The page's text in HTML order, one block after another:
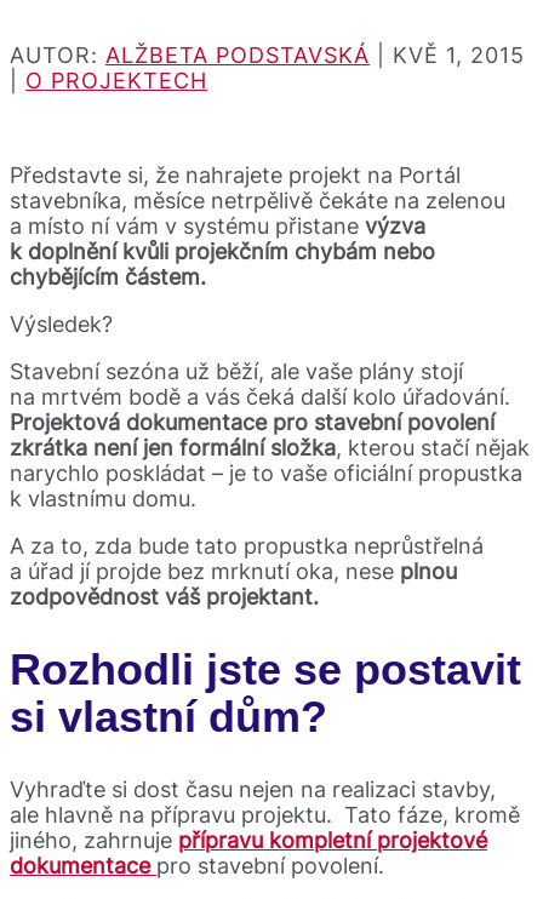
AUTOR: ALŽBETA PODSTAVSKÁ
KVĚ 1, 2015
O PROJEKTECH
Představte si, že nahrajete projekt na Portál
stavebníka, měsíce netrpělivě čekáte na zelenou
a místo ní vám v systému přistane výzva
k doplnění kvůli projekčním chybám nebo
chybějícím částem.
Výsledek?
Stavební sezóna už běží, ale vaše plány stojí
na mrtvém bodě a vás čeká další kolo úřadování.
Projektová dokumentace pro stavební povolení
zkrátka není jen formální složka, kterou stačí nějak
narychlo poskládat – je to vaše oficiální propustka
k vlastnímu domu.
A za to, zda bude tato propustka neprůstřelná
a úřad jí projde bez mrknutí oka, nese plnou
zodpovědnost váš projektant.
Rozhodli jste se postavit
si vlastní dům?
Vyhraďte si dost času nejen na realizaci stavby,
ale hlavně na přípravu projektu. Tato fáze, kromě
jiného, zahrnuje přípravu kompletní projektové
dokumentace pro stavební povolení.